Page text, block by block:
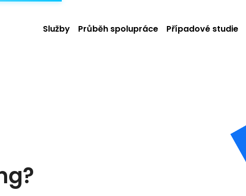
Služby Průběh spolupráce Případové studie